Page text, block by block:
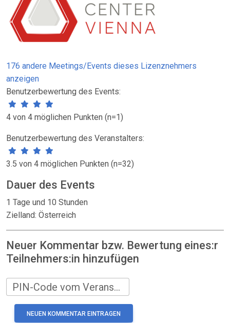
176 andere Meetings/Events dieses Lizenznehmers
anzeigen
Benutzerbewertung des Events:
4 von 4 möglichen Punkten (n=1)
Benutzerbewertung des Veranstalters:
3.5 von 4 möglichen Punkten (n=32)
Dauer des Events
1 Tage und 10 Stunden
Zielland: Österreich
Neuer Kommentar bzw. Bewertung eines:r
Teilnehmers:in hinzufügen
PIN-Code vom Veranstalter